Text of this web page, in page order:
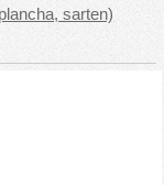
sarten)